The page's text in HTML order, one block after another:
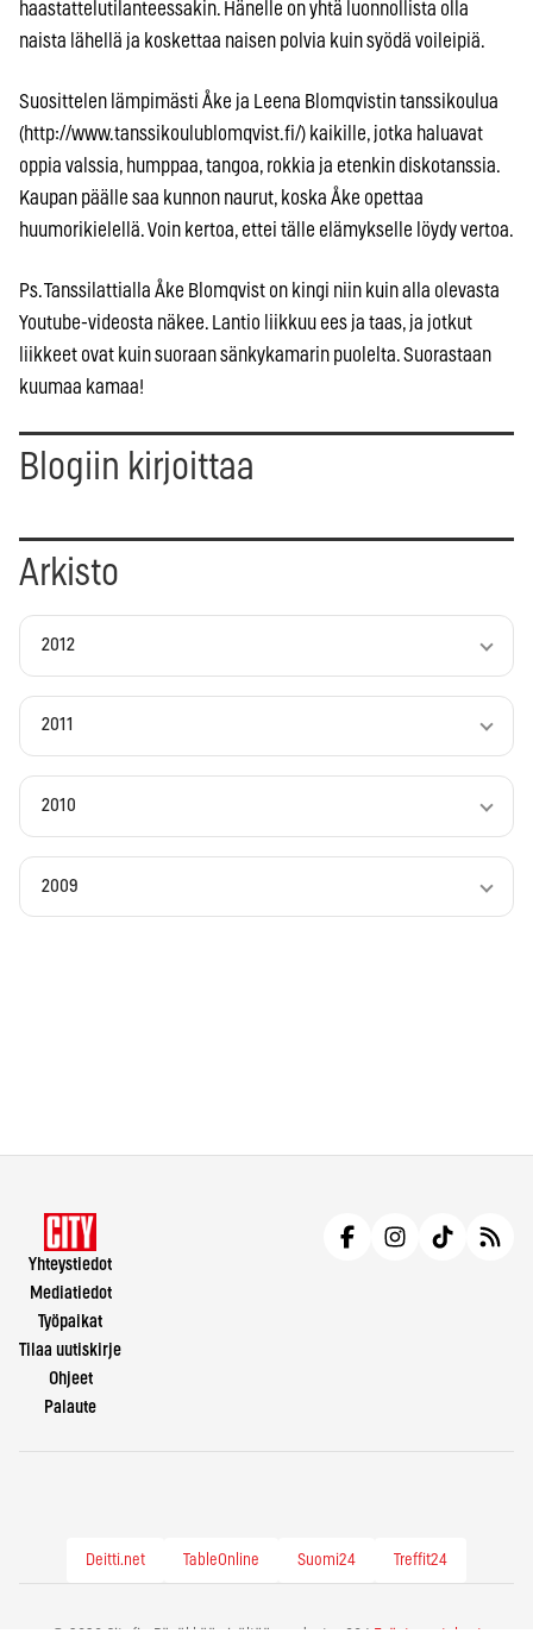
haastattelutilanteessakin. Hänelle on yhtä luonnollista olla
naista lähellä ja koskettaa naisen polvia kuin syödä voileipiä.
Suosittelen lämpimästi Åke ja Leena Blomqvistin tanssikoulua
(http://www.tanssikoulublomqvist.fi/) kaikille, jotka haluavat
oppia valssia, humppaa, tangoa, rokkia ja etenkin diskotanssia.
Kaupan päälle saa kunnon naurut, koska Åke opettaa
huumorikielellä. Voin kertoa, ettei tälle elämykselle löydy vertoa.
Ps. Tanssilattialla Åke Blomqvist on kingi niin kuin alla olevasta
Youtube-videosta näkee. Lantio liikkuu ees ja taas, ja jotkut
liikkeet ovat kuin suoraan sänkykamarin puolelta. Suorastaan
kuumaa kamaa!
Blogiin kirjoittaa
Arkisto
2012
2011
2010
2009
Yhteystiedot
Mediatiedot
Työpaikat
Tilaa uutiskirje
Ohjeet
Palaute
Deitti.net TableOnline Suomi24 Treffit24